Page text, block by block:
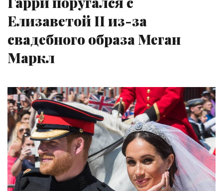
Елизаветой II из-за
свадебного образа Меган
Маркл